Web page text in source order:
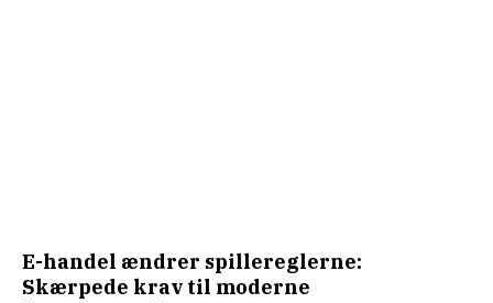
E-handel ændrer spillereglerne:
Skærpede krav til moderne